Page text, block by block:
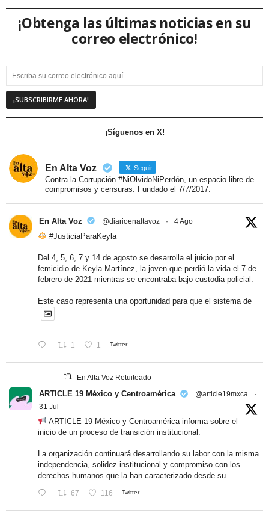
¡Obtenga las últimas noticias en su
correo electrónico!
¡Síguenos en X!
En Alta Voz Seguir
Contra la Corrupción #NiOlvidoNiPerdón, un espacio libre de
compromisos y censuras. Fundado el 7/7/2017.
En Alta Voz @diarioenaltavoz · 4 Ago
#JusticiaParaKeyla
Del 4, 5, 6, 7 y 14 de agosto se desarrolla el juicio por el
femicidio de Keyla Martínez, la joven que perdió la vida el 7 de
febrero de 2021 mientras se encontraba bajo custodia policial.
Este caso representa una oportunidad para que el sistema de
1 1 Twitter
En Alta Voz Retuiteado
ARTICLE 19 México y Centroamérica @article19mxca
·
31 Jul
ARTICLE 19 México y Centroamérica informa sobre el
inicio de un proceso de transición institucional.
La organización continuará desarrollando su labor con la misma
independencia, solidez institucional y compromiso con los
derechos humanos que la han caracterizado desde su
67 116 Twitter